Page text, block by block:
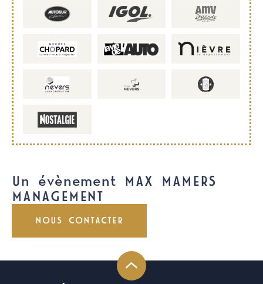
Un évènement MAX MAMERS
MANAGEMENT
NOUS CONTACTER